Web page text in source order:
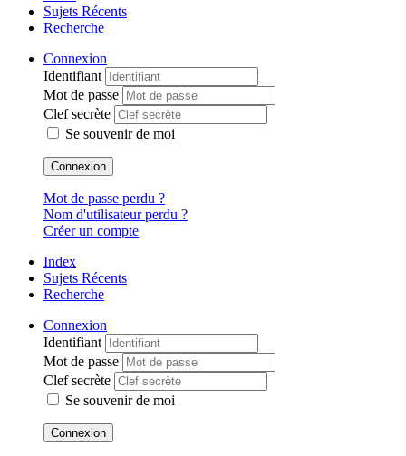
Sujets Récents
Recherche
Connexion
Identifiant
Mot de passe
Clef secrète
Se souvenir de moi
Connexion
Mot de passe perdu ?
Nom d'utilisateur perdu ?
Créer un compte
Index
Sujets Récents
Recherche
Connexion
Identifiant
Mot de passe
Clef secrète
Se souvenir de moi
Connexion